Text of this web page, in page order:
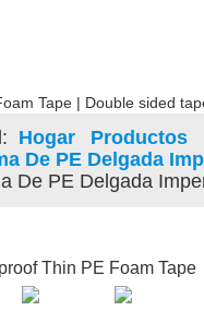
Hogar
Productos
De PE Delgada
De PE Delgada